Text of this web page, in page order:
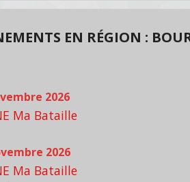
EN RÉGION :
2026
Ma Bataille
2026
Ma Bataille